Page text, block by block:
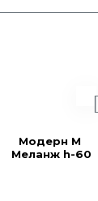
Модерн М
Меланж h-60